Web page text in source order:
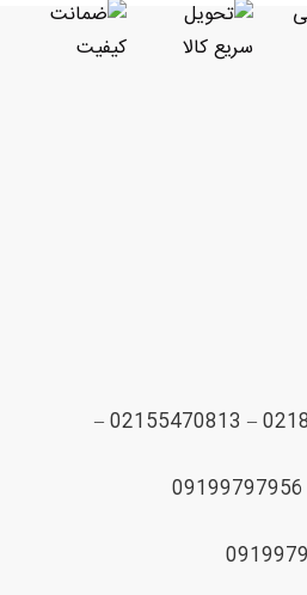
تلفن تماس: 02188943480 – 02155470813 –